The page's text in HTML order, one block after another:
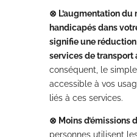
⊗ L’augmentation du
handicapés dans
signifie une
services de transport
conséquent, le
accessible à vos
liés à ces services.
⊗ Moins d’émissions
personnes utilisent